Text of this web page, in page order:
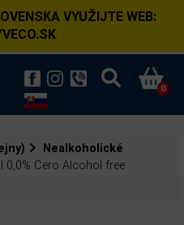
VYUŽIJTE WEB:
0
Nealkoholické
0,0% Cero Alcohol free